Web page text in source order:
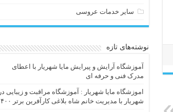
سایر خدمات عروسی
نوشته‌های تازه
آموزشگاه آرایش و پیرایش مایا شهریار با اعطای
مدرک فنی و حرفه ای
اموزشگاه مایا شهریار : آموزشگاه مراقبت و زیبایی در
شهریار با مدیریت خانم شاه بلاغی کارآفرین برتر ۱۴۰۰